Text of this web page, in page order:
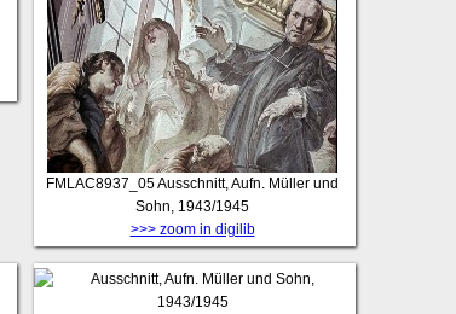
FMLAC8937_05Ausschnitt, Aufn. Müller und
Sohn, 1943/1945
>>> zoom in digilib